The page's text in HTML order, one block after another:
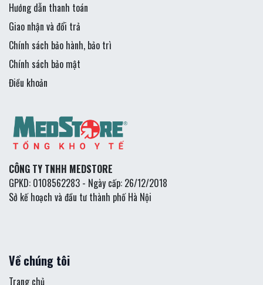
Hướng dẫn thanh toán
Giao nhận và đổi trả
Chính sách bảo hành, bảo trì
Chính sách bảo mật
Điều khoản
CÔNG TY TNHH MEDSTORE
GPKD: 0108562283 - Ngày cấp: 26/12/2018
Sở kế hoạch và đầu tư thành phố Hà Nội
Về chúng tôi
Trang chủ